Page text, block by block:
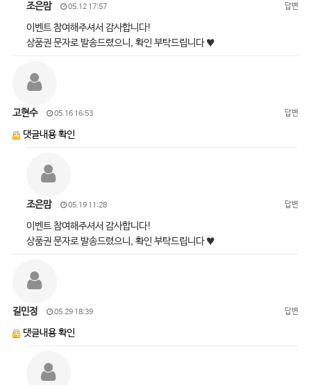
조은맘 05.12 17:57 답변
이벤트 참여해주셔서 감사합니다!
상품권 문자로 발송드렸으니, 확인 부탁드립니다 ♥
고현수 05.16 16:53 답변
댓글내용 확인
조은맘 05.19 11:28 답변
이벤트 참여해주셔서 감사합니다!
상품권 문자로 발송드렸으니, 확인 부탁드립니다 ♥
길민정 05.29 18:39 답변
댓글내용 확인